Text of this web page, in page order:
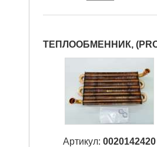
ТЕПЛООБМЕННИК,
Артикул: 0020142420